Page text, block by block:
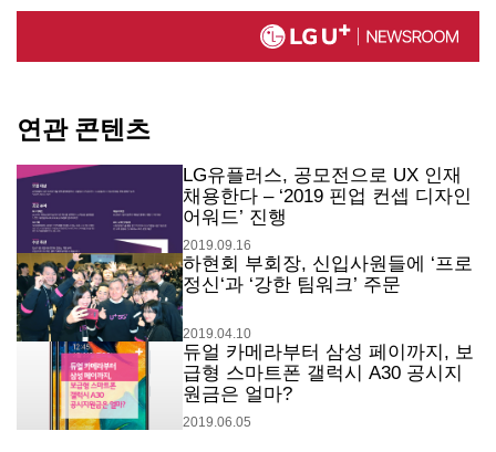
연관 콘텐츠
LG유플러스, 공모전으로 UX 인재
채용한다 – ‘2019 핀업 컨셉 디자인
어워드’ 진행
2019.09.16
하현회 부회장, 신입사원들에 ‘프로
정신‘과 ‘강한 팀워크’ 주문
2019.04.10
듀얼 카메라부터 삼성 페이까지, 보
급형 스마트폰 갤럭시 A30 공시지
원금은 얼마?
2019.06.05